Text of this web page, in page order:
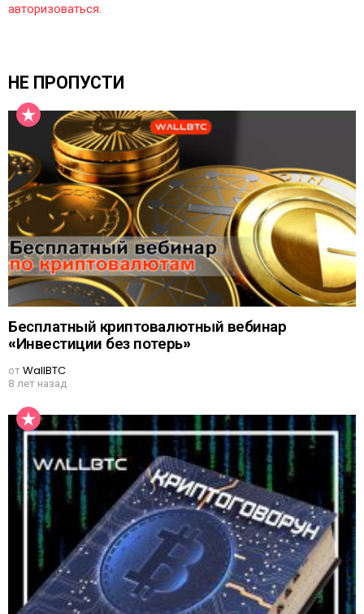
авторизоваться.
НЕ ПРОПУСТИ
Бесплатный криптовалютный вебинар
«Инвестиции без потерь»
отWallBTC
8 лет назад